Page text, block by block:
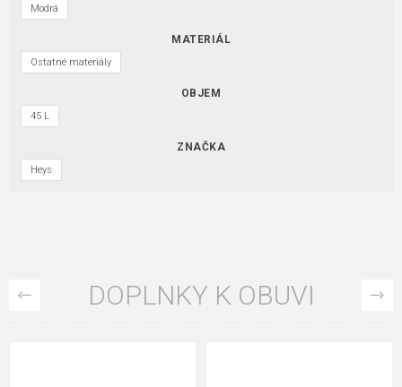
Modrá
MATERIÁL
Ostatné materiály
OBJEM
45 L
ZNAČKA
Heys
DOPLNKY K OBUVI